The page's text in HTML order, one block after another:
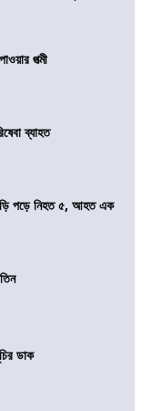
পত্মী
ব্যাহত
পড়ে নিহত ৫, আহত এক
ডাক